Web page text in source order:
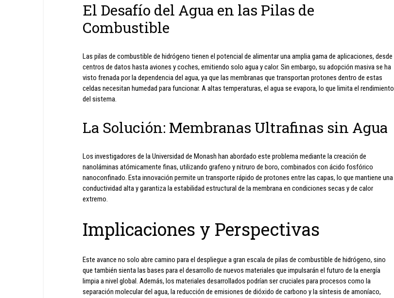
El Desafío del Agua en las Pilas de
Combustible
Las pilas de combustible de hidrógeno tienen el potencial de alimentar una amplia gama de aplicaciones, desde
centros de datos hasta aviones y coches, emitiendo solo agua y calor. Sin embargo, su adopción masiva se ha
visto frenada por la dependencia del agua, ya que las membranas que transportan protones dentro de estas
celdas necesitan humedad para funcionar. A altas temperaturas, el agua se evapora, lo que limita el rendimiento
del sistema.
La Solución: Membranas Ultrafinas sin Agua
Los investigadores de la Universidad de Monash han abordado este problema mediante la creación de
nanoláminas atómicamente finas, utilizando grafeno y nitruro de boro, combinados con ácido fosfórico
nanoconfinado. Esta innovación permite un transporte rápido de protones entre las capas, lo que mantiene una
conductividad alta y garantiza la estabilidad estructural de la membrana en condiciones secas y de calor
extremo.
Implicaciones y Perspectivas
Este avance no solo abre camino para el despliegue a gran escala de pilas de combustible de hidrógeno, sino
que también sienta las bases para el desarrollo de nuevos materiales que impulsarán el futuro de la energía
limpia a nivel global. Además, los materiales desarrollados podrían ser cruciales para procesos como la
separación molecular del agua, la reducción de emisiones de dióxido de carbono y la síntesis de amoníaco,